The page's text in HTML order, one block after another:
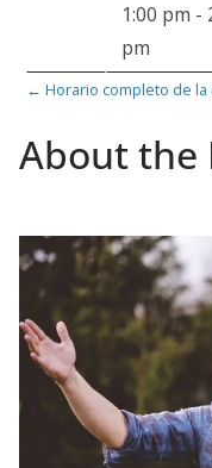
1:00 pm -
pm
← Horario completo de la
About the